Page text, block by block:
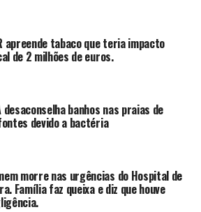
apreende tabaco que teria impacto
de 2 milhões de euros.
desaconselha banhos nas praias de
devido a bactéria
morre nas urgências do Hospital de
Família faz queixa e diz que houve